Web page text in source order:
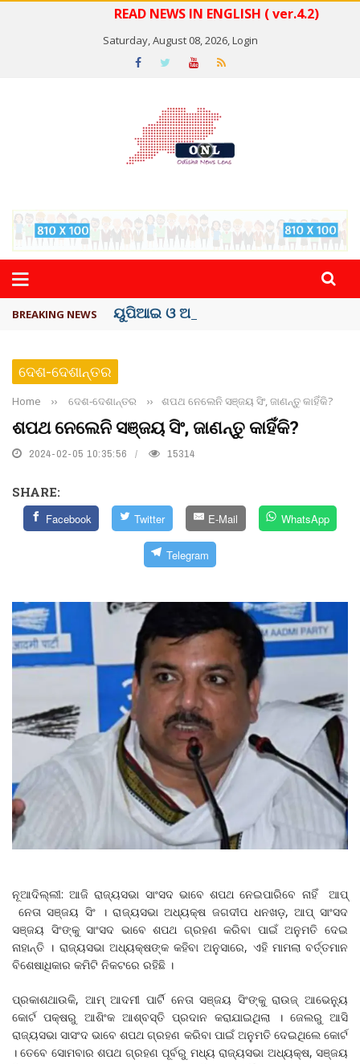
READ NEWS IN ENGLISH ( ver.4.2)
Saturday, August 08, 2026,Login
BREAKING NEWS ୟୁପିଆଇ ଓ ଅନ୍ୟାନ୍ୟ ଡିଜିଟାଲ୍ ନେଣଦେଣ ...
ଦେଶ-ଦେଶାନ୍ତର
Home ›› ଦେଶ-ଦେଶାନ୍ତର ›› ଶପଥ ନେଲେନି ସଞ୍ଜୟ ସିଂ, ଜାଣନ୍ତୁ କାହିଁକି?
ଶପଥ ନେଲେନି ସଞ୍ଜୟ ସିଂ, ଜାଣନ୍ତୁ କାହିଁକି?
2024-02-05 10:35:56 15314
SHARE:
Facebook Twitter E-Mail WhatsApp
Telegram
ନୂଆଦିଲ୍ଲୀ: ଆଜି ରାଜ୍ୟସଭା ସାଂସଦ ଭାବେ ଶପଥ ନେଇପାରିବେ ନାହିଁ ଆପ୍
ନେତା ସଞ୍ଜୟ ସିଂ । ରାଜ୍ୟସଭା ଅଧ୍ୟକ୍ଷ ଜଗଦୀପ ଧନଖଡ଼, ଆପ୍ ସାଂସଦ
ସଞ୍ଜୟ ସିଂଙ୍କୁ ସାଂସଦ ଭାବେ ଶପଥ ଗ୍ରହଣ କରିବା ପାଇଁ ଅନୁମତି ଦେଇ
ନାହାନ୍ତି । ରାଜ୍ୟସଭା ଅଧ୍ୟକ୍ଷଙ୍କ କହିବା ଅନୁସାରେ, ଏହି ମାମଲା ବର୍ତ୍ତମାନ
ବିଶେଷାଧିକାର କମିଟି ନିକଟରେ ରହିଛି ।
ପ୍ରକାଶଥାଉକି, ଆମ୍ ଆଦମୀ ପାର୍ଟି ନେତା ସଞ୍ଜୟ ସିଂଙ୍କୁ ରାଉଜ୍ ଆଭେନ୍ୟୁ
କୋର୍ଟ ପକ୍ଷରୁ ଆଶିଂକ ଆଶ୍ବସ୍ତି ପ୍ରଦାନ କରାଯାଇଥିଲା । ଜେଲରୁ ଆସି
ରାଜ୍ୟସଭା ସାସଂଦ ଭାବେ ଶପଥ ଗ୍ରହଣ କରିବା ପାଇଁ ଅନୁମତି ଦେଇଥିଲେ କୋର୍ଟ
। ତେବେ ସୋମବାର ଶପଥ ଗ୍ରହଣ ପୂର୍ବରୁ ମଧ୍ୟ ରାଜ୍ୟସଭା ଅଧ୍ୟକ୍ଷ, ସଞ୍ଜୟ